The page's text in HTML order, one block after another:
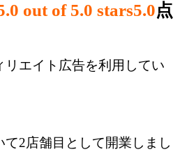
out of 5.0 stars5.0点
エイト広告を利用してい
2店舗目として開業しまし